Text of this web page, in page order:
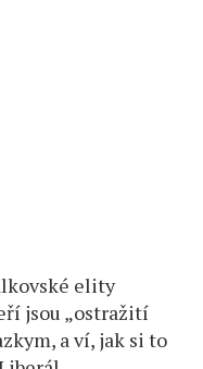
elity
jsou „ostražití
a ví, jak si to